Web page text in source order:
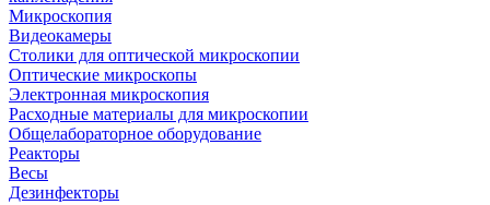
Микроскопия
Видеокамеры
Столики для оптической микроскопии
Оптические микроскопы
Электронная микроскопия
Расходные материалы для микроскопии
Общелабораторное оборудование
Реакторы
Весы
Дезинфекторы